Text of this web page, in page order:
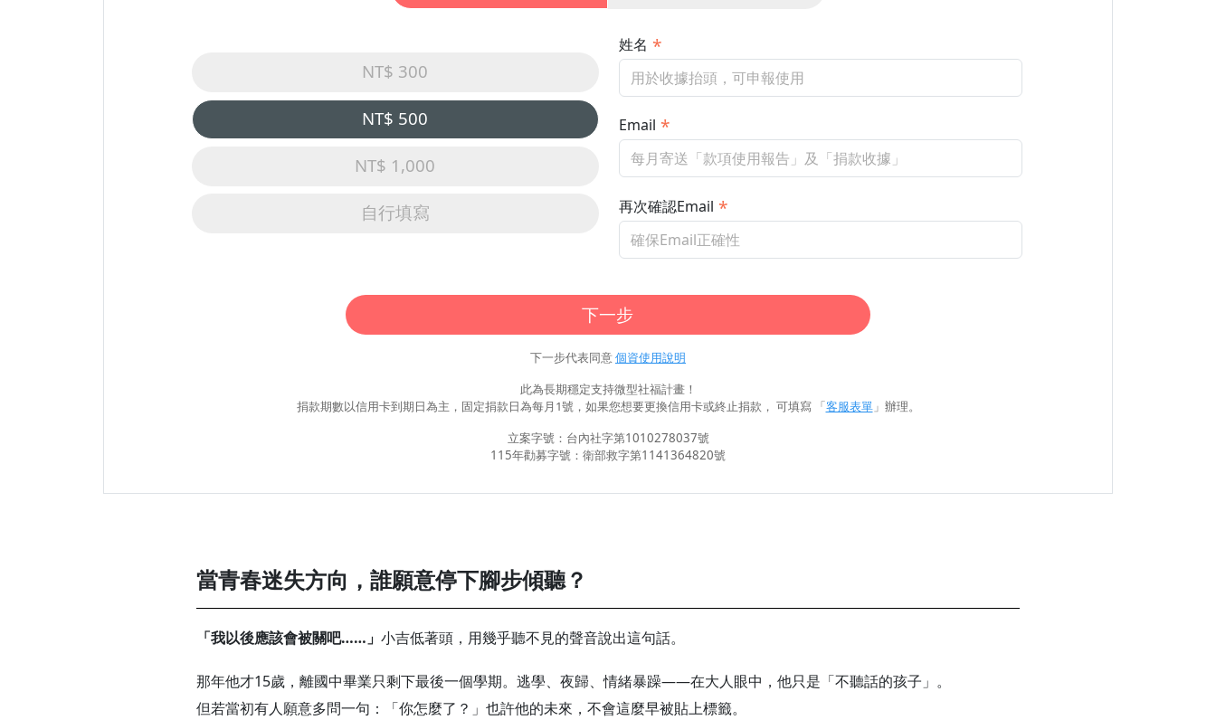
NT$ 300
NT$ 500
NT$ 1,000
自行填寫
姓名
Email
再次確認Email
下一步
下一步代表同意個資使用說明
此為長期穩定支持微型社福計畫！
捐款期數以信用卡到期日為主，固定捐款日為每月1號，如果您想要更換信用卡或終止捐款， 可填寫 「客服表單」辦理。
立案字號：台內社字第1010278037號
115年勸募字號：衛部救字第1141364820號
當青春迷失方向，誰願意停下腳步傾聽？
「我以後應該會被關吧……」 小吉低著頭，用幾乎聽不見的聲音說出這句話。
那年他才15歲，離國中畢業只剩下最後一個學期。逃學、夜歸、情緒暴躁——在大人眼中，他只是「不聽話的孩子」。
但若當初有人願意多問一句：「你怎麼了？」也許他的未來，不會這麼早被貼上標籤。